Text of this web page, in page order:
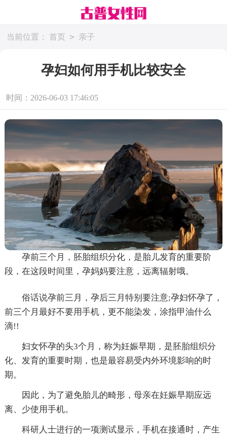
当前位置： 首页 > 亲子
孕妇如何用手机比较安全
时间：2026-06-03 17:46:05
孕前三个月，胚胎组织分化，是胎儿发育的重要阶
段，在这段时间里，孕妈妈要注意，远离辐射哦。
俗话说孕前三月，孕后三月特别要注意;孕妇怀孕了，
前三个月最好不要用手机，更不能染发，涂指甲油什么
滴!!
妇女怀孕的头3个月，称为妊娠早期，是胚胎组织分
化、发育的重要时期，也是最容易受内外环境影响的时
期。
因此，为了避免胎儿的畸形，母亲在妊娠早期应远
离、少使用手机。
科研人士进行的一项测试显示，手机在接通时，产生